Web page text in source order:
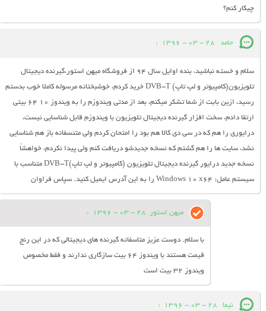
چیکار کنم؟
حامد 28 - 03 - 1396
:
سلام و خسته نباشید، بنده اوایل سال 94 از فروشگاه میهن استور،گیرنده دیجیتال
تلویزیون(کامپیوتر و لپ تاپ) DVB-T خرید کردم، خوشبختانه مرسوله کاملا خوب بدستم
رسید، ازین بابت از شما تشکر میکنم، بعد از مدتی ویندوزم را به ویندوز 10 64 بیتی
ارتقا دادم، سخت افزار گیرنده دیجیتال تلویزیون با ویندوزم قابل شناسایی نیست،
درایوری را هم که در سی دی کالا هم بود را امتحان کردم ولی متئسفانه باز هم شناسایی
نشد، سایت ها را هم گشتم که نسخه جدیدشو دریافت کنم ولی پیدا نکردم، خواهشاً
نسخه جدید درایور گیرنده دیجیتال تلویزیون (کامپیوتر و لپ تاپ)DVB-T متناسب با
سیستم عامل: Windows 10 x64 را به این آدرس ایمیل کنید. سپاس فراوان
میهن استور 28 - 03 - 1396
:
با سلام. دوست عزیز متاسفانه گیرنده های دیجیتالی که در این رنج
قیمت هستند با ویندوز 64 بیت سازگاری ندارند و فقط مخصوص
ویندوز 32 بیت است
نیما 28 - 03 - 1396
: